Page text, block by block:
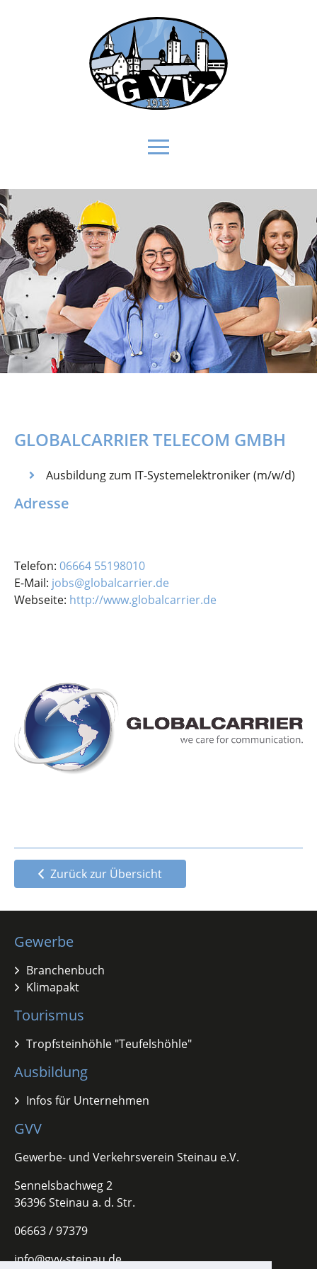
GLOBALCARRIER TELECOM GMBH
Ausbildung zum IT-Systemelektroniker (m/w/d)
Adresse
Telefon: 06664 55198010
E-Mail: jobs@globalcarrier.de
Webseite: http://www.globalcarrier.de
Zurück zur Übersicht
Gewerbe
Branchenbuch
Klimapakt
Tourismus
Tropfsteinhöhle "Teufelshöhle"
Ausbildung
Infos für Unternehmen
GVV
Gewerbe- und Verkehrsverein Steinau e.V.
Sennelsbachweg 2
36396 Steinau a. d. Str.
06663 / 97379
info@gvv-steinau.de